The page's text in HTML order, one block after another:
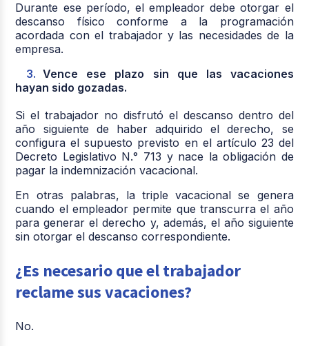
Durante ese período, el empleador debe otorgar el
descanso físico conforme a la programación
acordada con el trabajador y las necesidades de la
empresa.
Vence ese plazo sin que las vacaciones
hayan sido gozadas.
Si el trabajador no disfrutó el descanso dentro del
año siguiente de haber adquirido el derecho, se
configura el supuesto previsto en el artículo 23 del
Decreto Legislativo N.° 713 y nace la obligación de
pagar la indemnización vacacional.
En otras palabras, la triple vacacional se genera
cuando el empleador permite que transcurra el año
para generar el derecho y, además, el año siguiente
sin otorgar el descanso correspondiente.
¿Es necesario que el trabajador
reclame sus vacaciones?
No.